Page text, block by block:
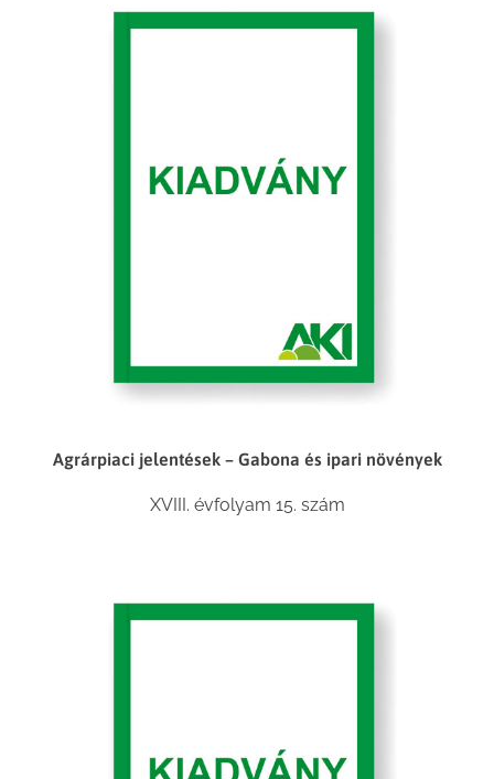
Agrárpiaci jelentések – Gabona és ipari növények
XVIII. évfolyam 15. szám